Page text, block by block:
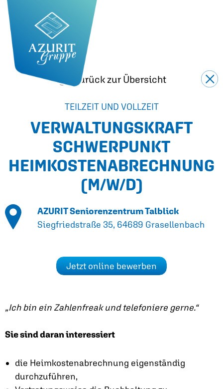
Zurück zur Übersicht
TEILZEIT UND VOLLZEIT
VERWALTUNGSKRAFT
SCHWERPUNKT
HEIMKOSTENABRECHNUNG
(M/W/D)
AZURIT Seniorenzentrum Talblick
Siegfriedstraße 35, 64689 Grasellenbach
Jetzt online bewerben
„Ich bin ein Zahlenfreak und telefoniere gerne.“
Sie sind daran interessiert
die Heimkostenabrechnung eigenständig
durchzuführen,